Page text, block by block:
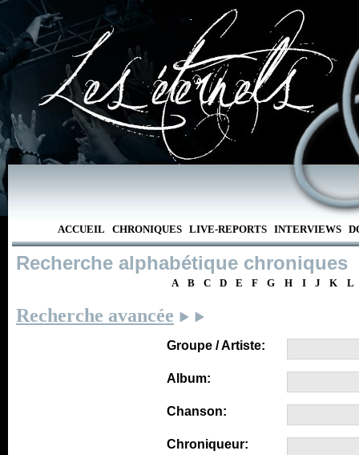
ACCUEIL CHRONIQUES LIVE-REPORTS INTERVIEWS
Recherche alphabétique chroniques
A B C D E F G H I J K L
Recherche avancée
Groupe / Artiste:
Album:
Chanson:
Chroniqueur: